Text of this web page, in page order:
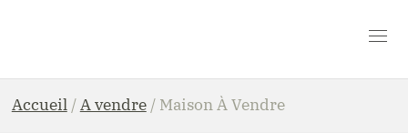
Accueil / A vendre / Maison À Vendre